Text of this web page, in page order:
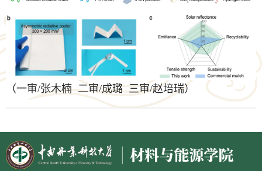
（一审/张木楠 二审/成璐 三审/赵培瑞）